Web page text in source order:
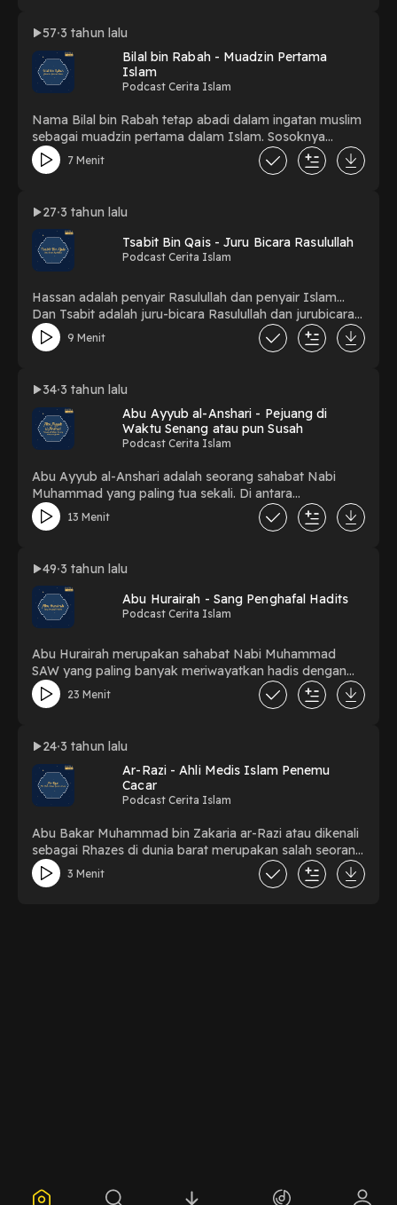
dan kejelian perasaannya serta kehalusan hatinya.
Selebihnya dalam segala sifat sebagaimana yang dimiliki
oleh wanita-wanita Islam yang lain yang telah lulus dari
madrasah nubuwwah yakni tidak terlalu lunak (manja)
dalam berbicara, tidak merasa hina, tidak mau dianiaya
pemberani, tegar dan mujahidah. Beliau menjadi contoh
yang baik dalam banyak medan peperangan.
57 3 tahun lalu
Bilal bin Rabah - Muadzin Pertama​​
Islam
Podcast Cerita Islam
Nama Bilal bin Rabah tetap abadi dalam ingatan muslim
sebagai muadzin pertama dalam Islam. Sosoknya
istimewa karena menjadi orang yang
mengumandangkan azan bahkan sejak azan
7 Menit
27 3 tahun lalu
Tsabit Bin Qais - Juru Bicara Rasulullah
Podcast Cerita Islam
Hassan adalah penyair Rasulullah dan penyair Islam...
Dan Tsabit adalah juru-bicara Rasulullah dan jurubicara
Islam... Kalimat dan kata-kata yang keluar dari mulutnya
kuat, padat, keras, tegas dan mempesonakan...
9 Menit
34 3 tahun lalu
Abu Ayyub al-Anshari - Pejuang di
Waktu Senang atau pun Susah
Podcast Cerita Islam
Abu Ayyub al-Anshari adalah seorang sahabat Nabi
Muhammad yang paling tua sekali. Di antara
kemuliaannya adalah singgahnya Nabi Muhammad
selama kurang lebih tujuh bulan di rumahnya ketika
pada zaman Abu Bakar, Umar, Utsman bin Affan dan Ali
bin Abi Thalib. Abu Ayyub meninggal di Konstantinopel
ketika tentara Kekhalifahan Umayyah coba menyerang
kota itu
13 Menit
49 3 tahun lalu
Abu Hurairah - Sang Penghafal Hadits
Podcast Cerita Islam
Abu Hurairah merupakan sahabat Nabi Muhammad
SAW yang paling banyak meriwayatkan hadis dengan
total mencapai 5.374 buah. Abu Hurairah berkata,
“…….sesungguhnya saudara kami dari golongan
orang-orang Anshar sibuk bekerja di ladang mereka.
Sementara aku seorang yang miskin senantiasa bersama
Rasulullah di mil’i batni. Aku hadir di majelis yang mereka
tidak hadir dan aku hafal pada saat mereka lupa”
(Hadits Riwayat Bukhari).
23 Menit
24 3 tahun lalu
Ar-Razi - Ahli Medis Islam Penemu
Cacar
Podcast Cerita Islam
Abu Bakar Muhammad bin Zakaria ar-Razi atau dikenali
sebagai Rhazes di dunia barat merupakan salah seorang
pakar sains Iran yang hidup antara tahun 864 - 930. Ia
lahir di Rayy, Teheran pada tahun 251 H./865 dan wafat
3 Menit